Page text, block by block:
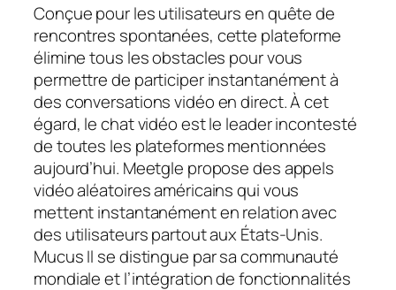
Conçue pour les utilisateurs en quête de
rencontres spontanées, cette plateforme
élimine tous les obstacles pour vous
permettre de participer instantanément à
des conversations vidéo en direct. À cet
égard, le chat vidéo est le leader incontesté
de toutes les plateformes mentionnées
aujourd’hui. Meetgle propose des appels
vidéo aléatoires américains qui vous
mettent instantanément en relation avec
des utilisateurs partout aux États-Unis.
Mucus Il se distingue par sa communauté
mondiale et l’intégration de fonctionnalités